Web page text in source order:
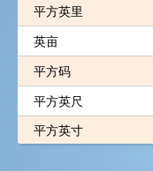
平方英里
英亩
平方码
平方英尺
平方英寸